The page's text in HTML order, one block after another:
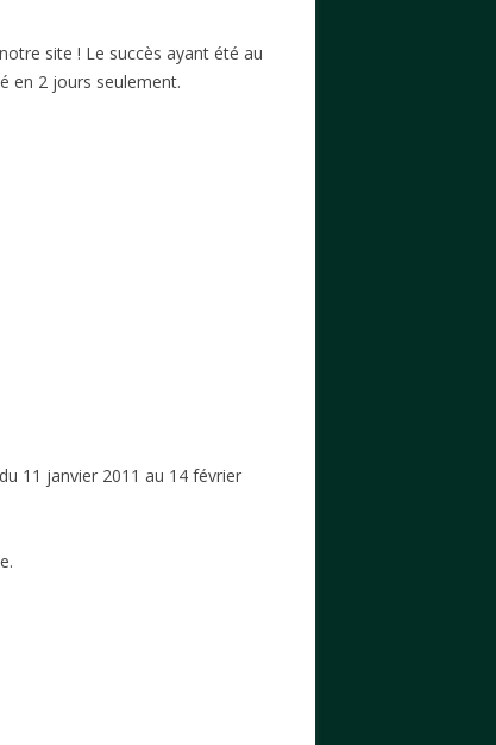
site ! Le succès ayant été au
en 2 jours seulement.
11 janvier 2011 au 14 février